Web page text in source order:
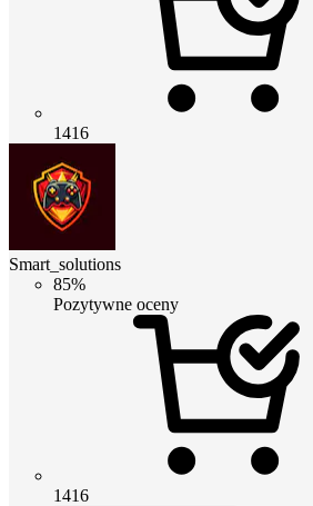
1416
Smart_solutions
85%
Pozytywne oceny
1416